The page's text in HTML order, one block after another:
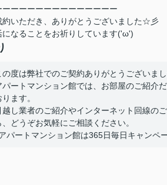
ーーーーーーーーーーーーーー
約いただき、ありがとうございました☆彡
になることをお祈りしています('ω')
の度は弊社でのご契約ありがとうございまし
パートマンション館では、お部屋のご紹介
ります。
越し業者のご紹介やインターネット回線の
、どうぞお気軽にご相談ください。
パートマンション館は365日毎日キャン